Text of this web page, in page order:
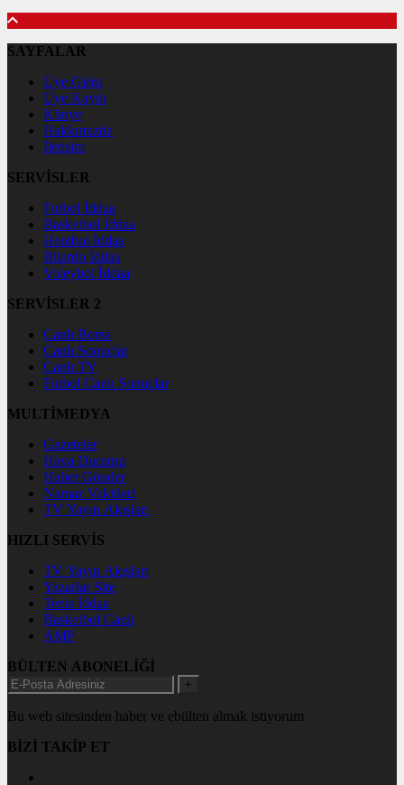
SAYFALAR
Üye Girişi
Üye Kaydı
Künye
Hakkımızda
İletişim
SERVİSLER
Futbol İddaa
Basketbol İddaa
Hentbol İddaa
Bilardo İddaa
Voleybol İddaa
SERVİSLER 2
Canlı Borsa
Canlı Sonuçlar
Canlı TV
Futbol Canlı Sonuçlar
MULTİMEDYA
Gazeteler
Hava Durumu
Haber Gönder
Namaz Vakitleri
TV Yayın Akışları
HIZLI SERVİS
TV Yayın Akışları
Yazarlar Site
Tenis İddaa
Basketbol Canlı
AMP
BÜLTEN ABONELİĞİ
+
Bu web sitesinden haber ve ebülten almak istiyorum
BİZİ TAKİP ET